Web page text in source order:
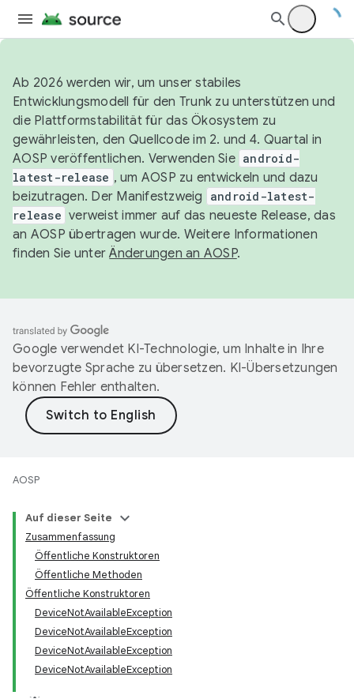
Ab 2026 werden wir, um unser stabiles
Entwicklungsmodell für den Trunk zu unterstützen und
die Plattformstabilität für das Ökosystem zu
gewährleisten, den Quellcode im 2. und 4. Quartal in
AOSP veröffentlichen. Verwenden Sie android-
latest-release , um AOSP zu entwickeln und dazu
beizutragen. Der Manifestzweig
android-latest-
release verweist immer auf das neueste Release, das
an AOSP übertragen wurde. Weitere Informationen
finden Sie unterÄnderungen an AOSP.
Google verwendet KI-Technologie, um Inhalte in Ihre
bevorzugte Sprache zu übersetzen. KI-Übersetzungen
können Fehler enthalten.
AOSP
Auf dieser Seite
Zusammenfassung
Öffentliche Konstruktoren
Öffentliche Methoden
Öffentliche Konstruktoren
DeviceNotAvailableException
DeviceNotAvailableException
DeviceNotAvailableException
DeviceNotAvailableException